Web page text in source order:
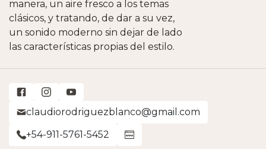
manera, un aire fresco a los temas
clásicos, y tratando, de dar a su vez,
un sonido moderno sin dejar de lado
las características propias del estilo.
claudiorodriguezblanco@gmail.com
+54-911-5761-5452